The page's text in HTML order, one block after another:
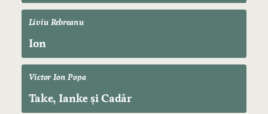
Liviu Rebreanu
Ion
Victor Ion Popa
Take, Ianke și Cadâr